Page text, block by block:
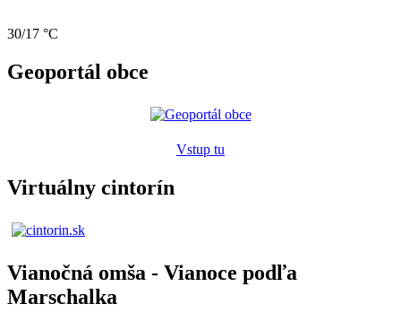
30/17 °C
Geoportál obce
Vstup tu
Virtuálny cintorín
Vianočná omša - Vianoce podľa
Marschalka